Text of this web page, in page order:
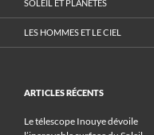
SOLEIL ET PLANÈTES
LES HOMMES ET LE CIEL
ARTICLES RÉCENTS
Le télescope Inouye dévoile